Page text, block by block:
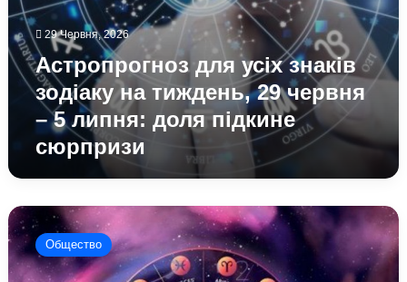
доля
підкине
сюрпризи
29 Червня, 2026
Астропрогноз для усіх знаків
зодіаку на тиждень, 29 червня
– 5 липня: доля підкине
сюрпризи
Астропрогноз
на
27-
28
Общество